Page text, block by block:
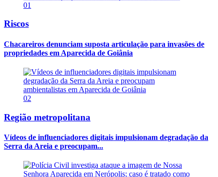
01
Riscos
Chacareiros denunciam suposta articulação para invasões de
propriedades em Aparecida de Goiânia
02
Região metropolitana
Vídeos de influenciadores digitais impulsionam degradação da
Serra da Areia e preocupam...